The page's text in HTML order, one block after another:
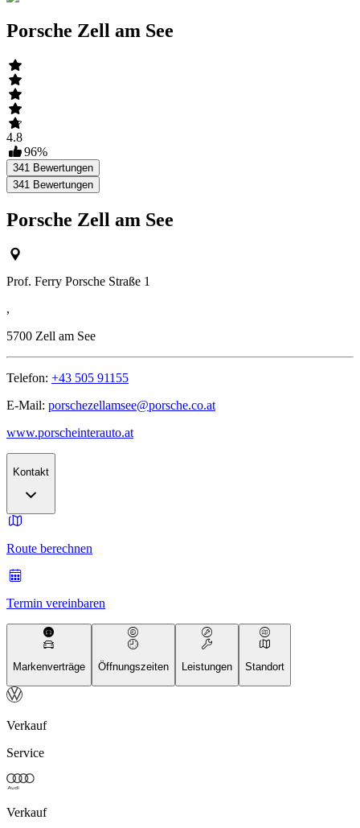
Porsche Zell am See
4.8
96%
341 Bewertungen
341 Bewertungen
Porsche Zell am See
Prof. Ferry Porsche Straße 1
,
5700 Zell am See
Telefon: +43 505 91155
E-Mail: porschezellamsee@porsche.co.at
www.porscheinterauto.at
Kontakt
Route berechnen
Termin vereinbaren
Markenverträge Öffnungszeiten Leistungen Standort
Verkauf
Service
Verkauf